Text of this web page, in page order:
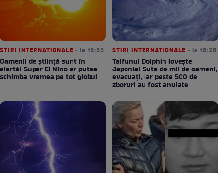
STIRI INTERNATIONALE • la 16:55
Oamenii de știință sunt în
alertă! Super El Nino ar putea
schimba vremea pe tot globul
STIRI INTERNATIONALE • la 16:26
Taifunul Dolphin lovește
Japonia! Sute de mii de oameni,
evacuați, iar peste 500 de
zboruri au fost anulate